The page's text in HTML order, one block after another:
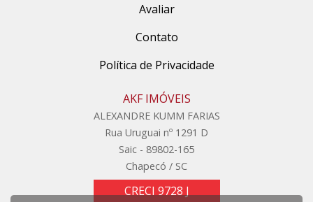
Avaliar
Contato
Política de Privacidade
AKF IMÓVEIS
ALEXANDRE KUMM FARIAS
Rua Uruguai nº 1291 D
Saic - 89802-165
Chapecó / SC
CRECI 9728 J